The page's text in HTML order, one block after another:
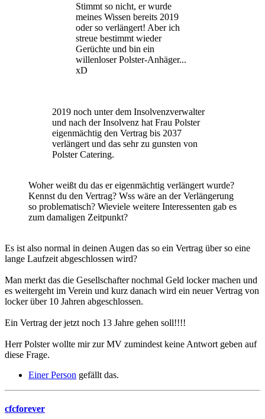
Stimmt so nicht, er wurde
meines Wissen bereits 2019
oder so verlängert! Aber ich
streue bestimmt wieder
Gerüchte und bin ein
willenloser Polster-Anhäger...
xD
2019 noch unter dem Insolvenzverwalter
und nach der Insolvenz hat Frau Polster
eigenmächtig den Vertrag bis 2037
verlängert und das sehr zu gunsten von
Polster Catering.
Woher weißt du das er eigenmächtig verlängert wurde?
Kennst du den Vertrag? Wss wäre an der Verlängerung
so problematisch? Wieviele weitere Interessenten gab es
zum damaligen Zeitpunkt?
Es ist also normal in deinen Augen das so ein Vertrag über so eine
lange Laufzeit abgeschlossen wird?
Man merkt das die Gesellschafter nochmal Geld locker machen und
es weitergeht im Verein und kurz danach wird ein neuer Vertrag von
locker über 10 Jahren abgeschlossen.
Ein Vertrag der jetzt noch 13 Jahre gehen soll!!!!
Herr Polster wollte mir zur MV zumindest keine Antwort geben auf
diese Frage.
Einer Person gefällt das.
cfcforever